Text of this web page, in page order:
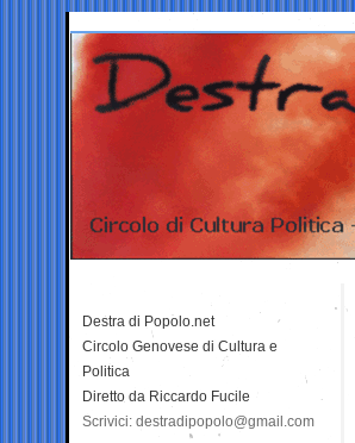
Destra di Popolo.net
Circolo Genovese di Cultura e
Politica
Diretto da Riccardo Fucile
Scrivici: destradipopolo@gmail.com